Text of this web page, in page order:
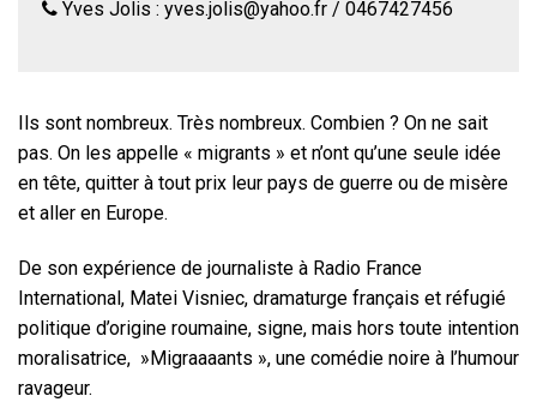
Yves Jolis : yves.jolis@yahoo.fr / 0467427456
Ils sont nombreux. Très nombreux. Combien ? On ne sait
pas. On les appelle « migrants » et n’ont qu’une seule idée
en tête, quitter à tout prix leur pays de guerre ou de misère
et aller en Europe.
De son expérience de journaliste à Radio France
International, Matei Visniec, dramaturge français et réfugié
politique d’origine roumaine, signe, mais hors toute intention
moralisatrice, »Migraaaants », une comédie noire à l’humour
ravageur.